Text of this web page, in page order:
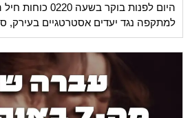
היום לפנות בוקר
למתקפה נגד יעדים אסטרטגיים בעירק,